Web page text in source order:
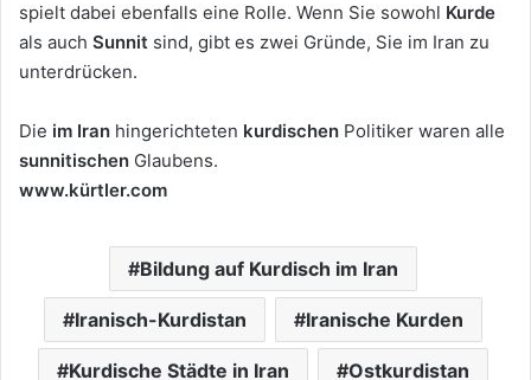
spielt dabei ebenfalls eine Rolle. Wenn Sie sowohl Kurde
als auch Sunnit sind, gibt es zwei Gründe, Sie im Iran zu
unterdrücken.
Die im Iran hingerichteten kurdischen Politiker waren alle
sunnitischen Glaubens.
www.kürtler.com
Bildung auf Kurdisch im Iran
Iranisch-Kurdistan Iranische Kurden
Kurdische Städte in Iran Ostkurdistan